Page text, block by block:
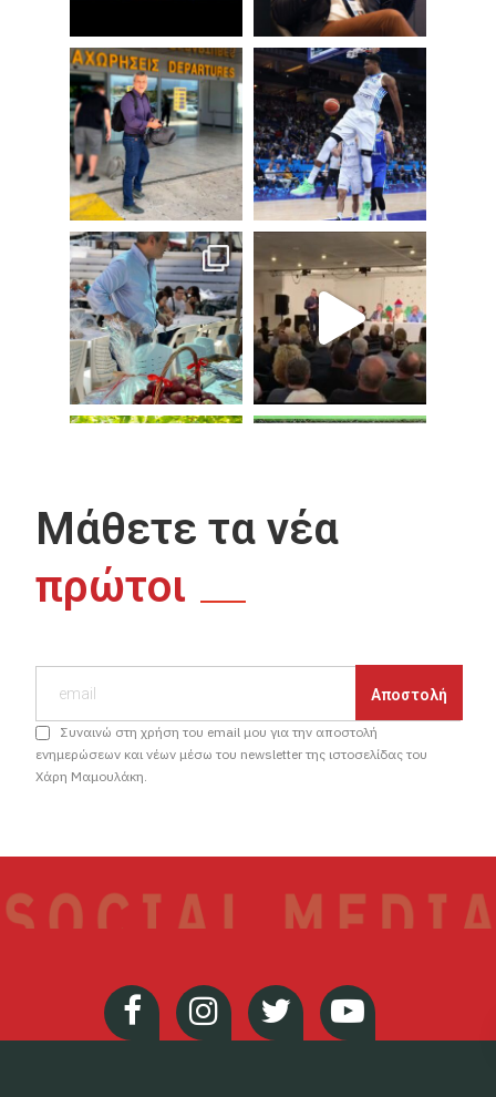
Μάθετε τα νέα
πρώτοι
Συναινώ στη χρήση του email μου για την αποστολή
ενημερώσεων και νέων μέσω του newsletter της ιστοσελίδας του
Χάρη Μαμουλάκη.